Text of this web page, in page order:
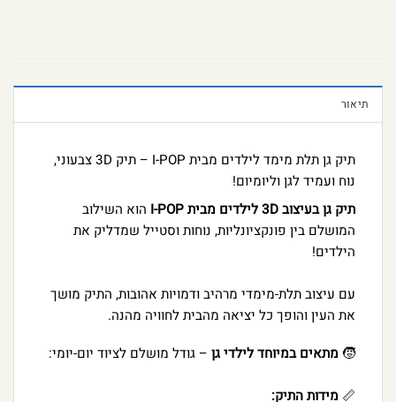
תיאור
תיק גן תלת מימד לילדים מבית I-POP – תיק 3D צבעוני,
נוח ועמיד לגן וליומיום!
תיק גן בעיצוב 3D לילדים מבית I-POP
הוא השילוב
המושלם בין פונקציונליות, נוחות וסטייל שמדליק את
הילדים!
עם עיצוב תלת-מימדי מרהיב ודמויות אהובות, התיק מושך
את העין והופך כל יציאה מהבית לחוויה מהנה.
🧒 מתאים במיוחד לילדי גן – גודל מושלם לציוד יום-יומי:
📏 מידות התיק: